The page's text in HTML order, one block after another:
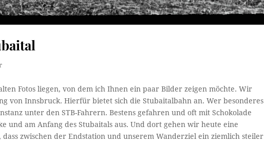
Fotos liegen, von dem ich Ihnen ein paar Bilder zeigen möchte. Wir
von Innsbruck. Hierfür bietet sich die Stubaitalbahn an. Wer besonderes
unter den STB-Fahrern. Bestens gefahren und oft mit Schokolade
und am Anfang des Stubaitals aus. Und dort gehen wir heute eine
zwischen der Endstation und unserem Wanderziel ein ziemlich steiler